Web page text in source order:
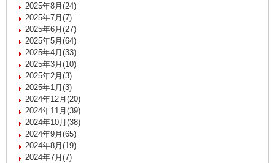
2025年8月(24)
2025年7月(7)
2025年6月(27)
2025年5月(64)
2025年4月(33)
2025年3月(10)
2025年2月(3)
2025年1月(3)
2024年12月(20)
2024年11月(39)
2024年10月(38)
2024年9月(65)
2024年8月(19)
2024年7月(7)